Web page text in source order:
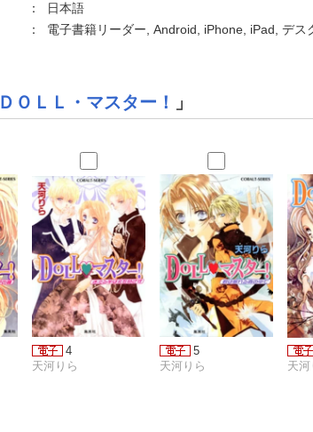
：
日本語
： 電子書籍リーダー, Android, iPhone, iPad, デス
ＤＯＬＬ・マスター！ 」
4
天河りら
5
天河りら
天河